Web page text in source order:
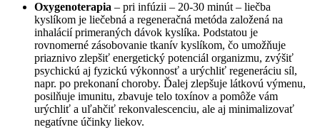
Oxygenoterapia – pri infúzii – 20-30 minút – liečba
kyslíkom je liečebná a regeneračná metóda založená na
inhalácií primeraných dávok kyslíka. Podstatou je
rovnomerné zásobovanie tkanív kyslíkom, čo umožňuje
priaznivo zlepšiť energetický potenciál organizmu, zvýšiť
psychickú aj fyzickú výkonnosť a urýchliť regeneráciu síl,
napr. po prekonaní choroby. Ďalej zlepšuje látkovú výmenu,
posilňuje imunitu, zbavuje telo toxínov a pomôže vám
urýchliť a uľahčiť rekonvalescenciu, ale aj minimalizovať
negatívne účinky liekov.